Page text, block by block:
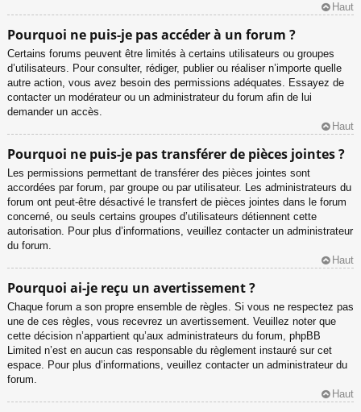
Haut
Pourquoi ne puis-je pas accéder à un forum ?
Certains forums peuvent être limités à certains utilisateurs ou groupes
d’utilisateurs. Pour consulter, rédiger, publier ou réaliser n’importe quelle
autre action, vous avez besoin des permissions adéquates. Essayez de
contacter un modérateur ou un administrateur du forum afin de lui
demander un accès.
Haut
Pourquoi ne puis-je pas transférer de pièces jointes ?
Les permissions permettant de transférer des pièces jointes sont
accordées par forum, par groupe ou par utilisateur. Les administrateurs du
forum ont peut-être désactivé le transfert de pièces jointes dans le forum
concerné, ou seuls certains groupes d’utilisateurs détiennent cette
autorisation. Pour plus d’informations, veuillez contacter un administrateur
du forum.
Haut
Pourquoi ai-je reçu un avertissement ?
Chaque forum a son propre ensemble de règles. Si vous ne respectez pas
une de ces règles, vous recevrez un avertissement. Veuillez noter que
cette décision n’appartient qu’aux administrateurs du forum, phpBB
Limited n’est en aucun cas responsable du règlement instauré sur cet
espace. Pour plus d’informations, veuillez contacter un administrateur du
forum.
Haut